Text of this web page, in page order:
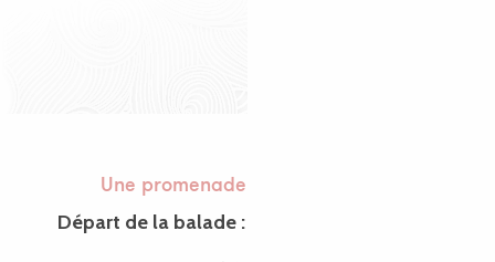
Une promenade au Château du Taureau
Départ de la balade : Plougasnou ou Carantec